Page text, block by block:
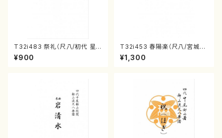
T32i483 祭礼（尺八/初代 星
田一山/楽譜）都山流公刊楽譜曲
番:2191
¥900
T32i453 春陽楽（尺八/宮城道
雄/楽譜）都山流公刊楽譜曲番:2
160
¥1,300